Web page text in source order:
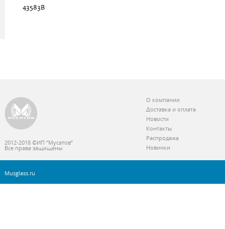
43583В
2012-2018 ©ИП “Мусатов”
Все права защищены
О компании
Доставка и оплата
Новости
Контакты
Распродажа
Новинки
Musglass.ru